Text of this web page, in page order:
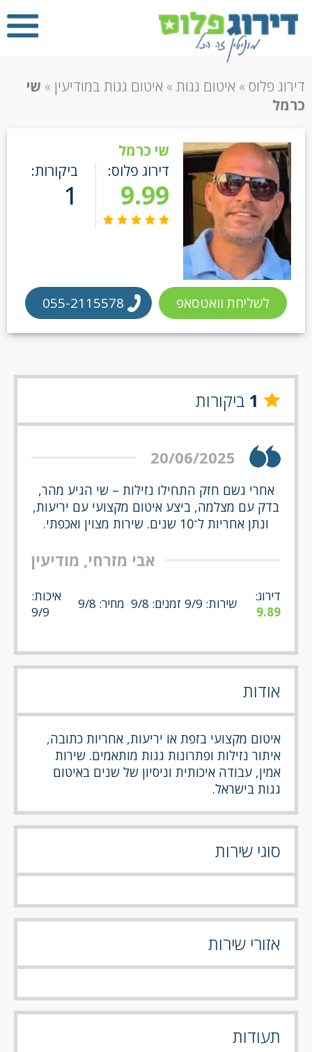
דירוג פלוס » איטום גגות » איטום גגות במודיעין » שי
כרמל
שי כרמל
דירוג פלוס:
9.99
ביקורות:
1
לשליחת וואטסאפ 055-2115578
1 ביקורות
20/06/2025
אחרי גשם חזק התחילו נזילות – שי הגיע מהר,
בדק עם מצלמה, ביצע איטום מקצועי עם יריעות,
ונתן אחריות ל־10 שנים. שירות מצוין ואכפתי.
אבי מזרחי, מודיעין
דירוג:
9.89
שירות: 9/9 זמנים: 9/8 מחיר: 9/8
איכות:
9/9
אודות
איטום מקצועי בזפת או יריעות, אחריות כתובה,
איתור נזילות ופתרונות גגות מותאמים. שירות
אמין, עבודה איכותית וניסיון של שנים באיטום
גגות בישראל.
סוגי שירות
אזורי שירות
תעודות